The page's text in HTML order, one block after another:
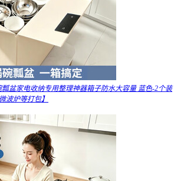
盆家电收纳专用整理神器箱子防水大容量 蓝色-2个装
波炉等打包】